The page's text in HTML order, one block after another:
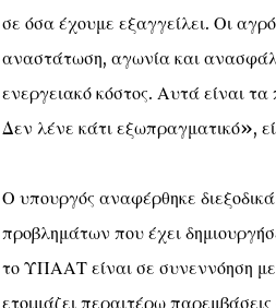
σε όσα έχουμε εξαγγείλει. Οι
αναστάτωση, αγωνία και
ενεργειακό κόστος. Αυτά είναι
Δεν λένε κάτι εξωπραγματικό»,
Ο υπουργός αναφέρθηκε
προβλημάτων που έχει
το ΥΠΑΑΤ είναι σε συνεννόηση
ετοιμάζει περαιτέρω